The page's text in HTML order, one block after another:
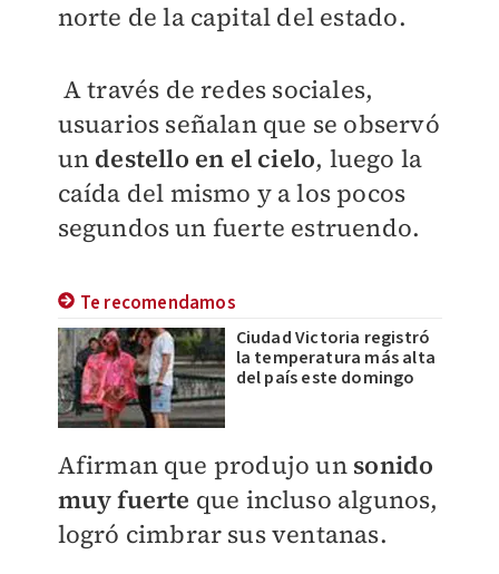
norte de la capital del estado.
Através de redes sociales,
usuarios señalan que se observó
un destello en el cielo, luego la
caída del mismo y a los pocos
segundos un fuerte estruendo.
Te recomendamos
Ciudad Victoria registró
la temperatura más alta
del país este domingo
Afirman que produjo un sonido
muy fuerte que incluso algunos,
logró cimbrar sus ventanas.